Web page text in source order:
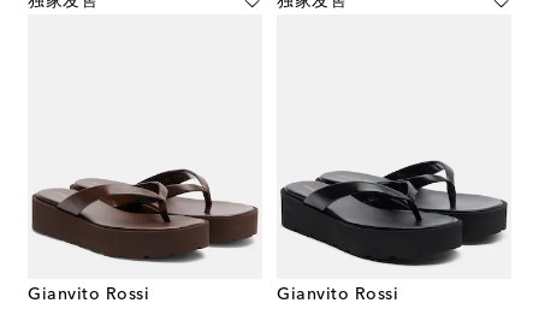
Gianvito Rossi
Gianvito Rossi